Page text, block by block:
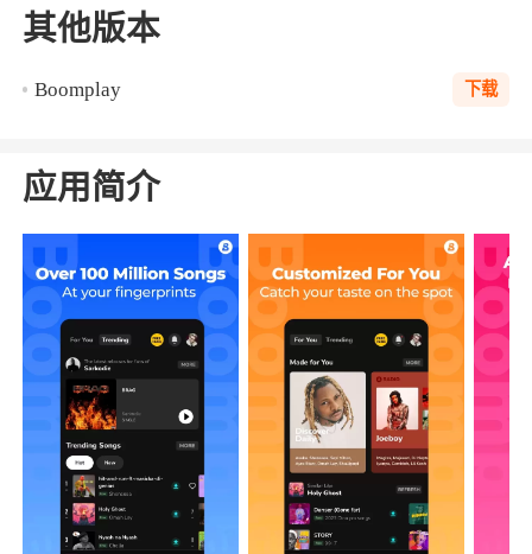
其他版本
Boomplay 下载
应用简介